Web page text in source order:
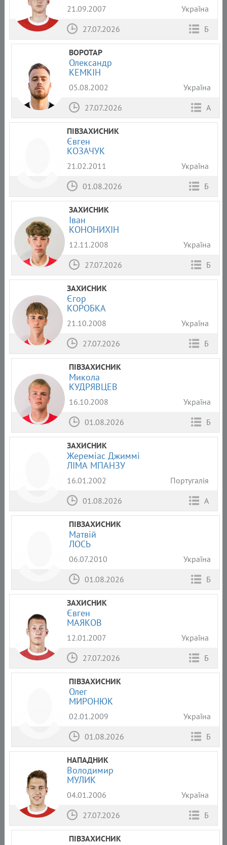
21.09.2007
Україна
27.07.2026
Б
ВОРОТАР
Олександр
КЕМКІН
05.08.2002
Україна
27.07.2026
А
ПІВЗАХИСНИК
Євген
КОЗАЧУК
21.02.2011
Україна
01.08.2026
Б
ЗАХИСНИК
Іван
КОНОНИХІН
12.11.2008
Україна
27.07.2026
Б
ЗАХИСНИК
Єгор
КОРОБКА
21.10.2008
Україна
27.07.2026
Б
ПІВЗАХИСНИК
Микола
КУДРЯВЦЕВ
16.10.2008
Україна
01.08.2026
Б
ЗАХИСНИК
Жереміас Джиммі
ЛІМА МПАНЗУ
16.01.2002
Португалія
01.08.2026
А
ПІВЗАХИСНИК
Матвій
ЛОСЬ
06.07.2010
Україна
01.08.2026
Б
ЗАХИСНИК
Євген
МАЯКОВ
12.01.2007
Україна
27.07.2026
Б
ПІВЗАХИСНИК
Олег
МИРОНЮК
02.01.2009
Україна
01.08.2026
Б
НАПАДНИК
Володимир
МУЛИК
04.01.2006
Україна
27.07.2026
Б
ПІВЗАХИСНИК